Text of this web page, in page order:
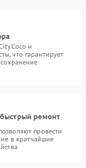
и
что гарантирует
быстрый ремонт
провести
в кратчайшие